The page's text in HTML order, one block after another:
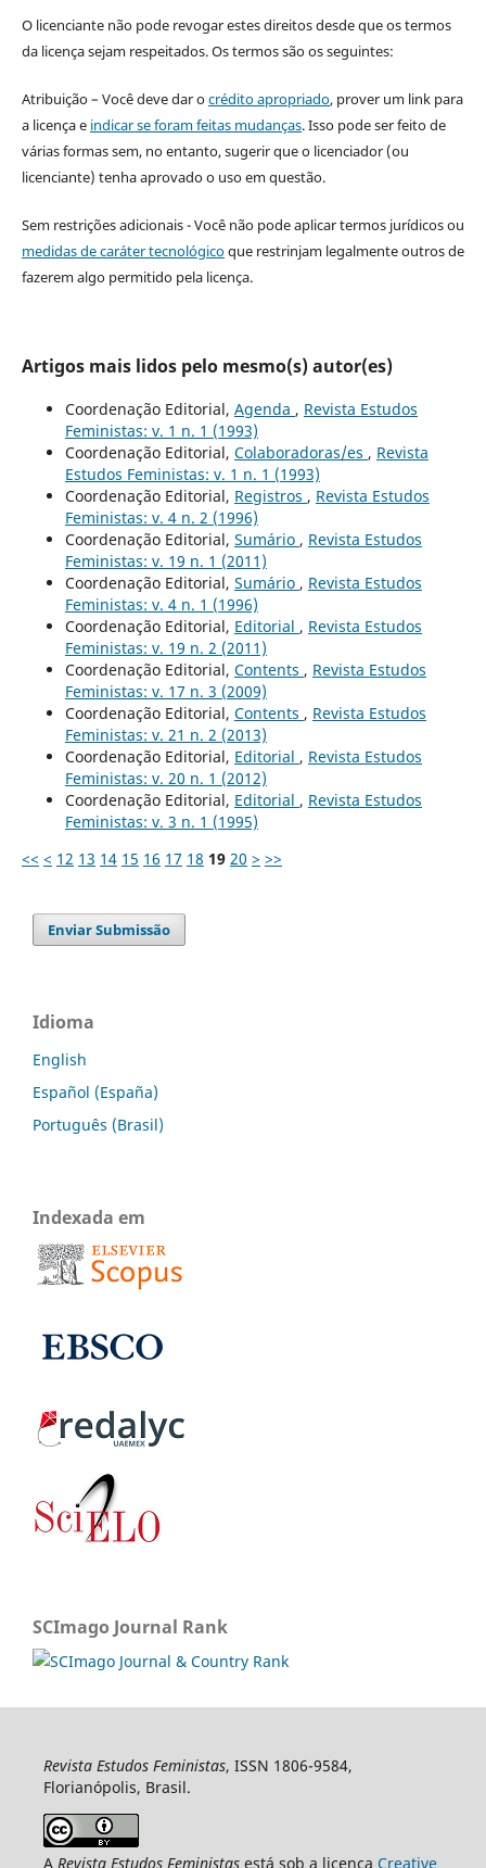
O licenciante não pode revogar estes direitos desde que os termos
da licença sejam respeitados. Os termos são os seguintes:
Atribuição – Você deve dar ocrédito apropriado, prover um link para
a licença e indicar se foram feitas mudanças. Isso pode ser feito de
várias formas sem, no entanto, sugerir que o licenciador (ou
licenciante) tenha aprovado o uso em questão.
Sem restrições adicionais - Você não pode aplicar termos jurídicos ou
medidas de caráter tecnológicoque restrinjam legalmente outros de
fazerem algo permitido pela licença.
Artigos mais lidos pelo mesmo(s) autor(es)
Coordenação Editorial, Agenda , Revista Estudos
Feministas: v. 1 n. 1 (1993)
Coordenação Editorial, Colaboradoras/es , Revista
Estudos Feministas: v. 1 n. 1 (1993)
Coordenação Editorial, Registros , Revista Estudos
Feministas: v. 4 n. 2 (1996)
Coordenação Editorial, Sumário , Revista Estudos
Feministas: v. 19 n. 1 (2011)
Coordenação Editorial, Sumário , Revista Estudos
Feministas: v. 4 n. 1 (1996)
Coordenação Editorial, Editorial , Revista Estudos
Feministas: v. 19 n. 2 (2011)
Coordenação Editorial, Contents , Revista Estudos
Feministas: v. 17 n. 3 (2009)
Coordenação Editorial, Contents , Revista Estudos
Feministas: v. 21 n. 2 (2013)
Coordenação Editorial, Editorial , Revista Estudos
Feministas: v. 20 n. 1 (2012)
Coordenação Editorial, Editorial , Revista Estudos
Feministas: v. 3 n. 1 (1995)
<< < 12 13 14 15 16 17 18 19 20 > >>
Enviar Submissão
Idioma
English
Español (España)
Português (Brasil)
Indexada em
SCImago Journal Rank
Revista Estudos Feministas, ISSN 1806-9584,
Florianópolis, Brasil.
A Revista Estudos Feministasestá sob a licença Creative